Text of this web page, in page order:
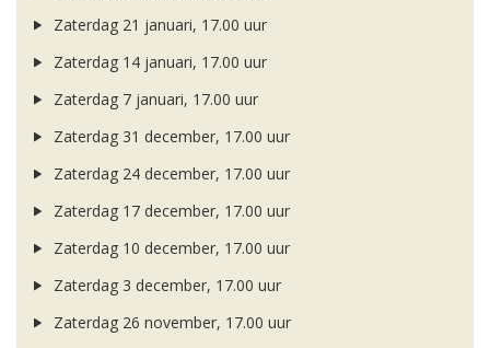
Zaterdag 21 januari, 17.00 uur
Zaterdag 14 januari, 17.00 uur
Zaterdag 7 januari, 17.00 uur
Zaterdag 31 december, 17.00 uur
Zaterdag 24 december, 17.00 uur
Zaterdag 17 december, 17.00 uur
Zaterdag 10 december, 17.00 uur
Zaterdag 3 december, 17.00 uur
Zaterdag 26 november, 17.00 uur